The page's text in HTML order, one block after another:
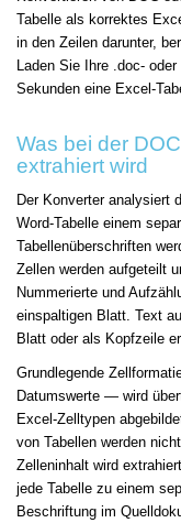
Tabelle als korrektes
in den Zeilen darunter,
Laden Sie Ihre .doc-
Sekunden eine Excel-
Was bei der
extrahiert wird
Der Konverter analysiert
Word-Tabelle einem
Tabellenüberschriften
Zellen werden aufgeteilt
Nummerierte und
einspaltigen Blatt. Text
Blatt oder als Kopfzeile
Grundlegende
Datumswerte — wird
Excel-Zelltypen
von Tabellen werden
Zelleninhalt wird
jede Tabelle zu einem
Beschriftung im